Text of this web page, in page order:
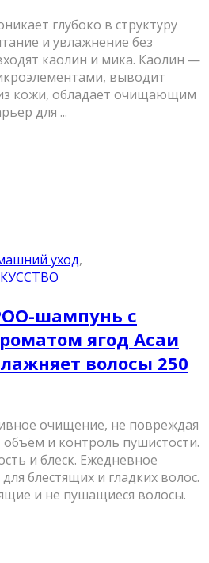
глубоко в структуру
и увлажнение без
каолин и мика. Каолин —
выводит
кожи, обладает очищающим
для ...
уход,
шампунь с
ягод Асаи
волосы 250
очищение, не повреждая
и контроль пушистости.
и блеск. Ежедневное
блестящих и гладких волос.
и не пушащиеся волосы.